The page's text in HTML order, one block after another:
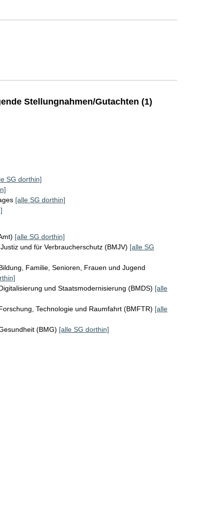
Stellungnahmen/Gutachten (1)
SG dorthin]
[alle SG dorthin]
[alle SG dorthin]
und für Verbraucherschutz (BMJV) [alle SG
Familie, Senioren, Frauen und Jugend
und Staatsmodernisierung (BMDS) [alle
Technologie und Raumfahrt (BMFTR) [alle
(BMG) [alle SG dorthin]